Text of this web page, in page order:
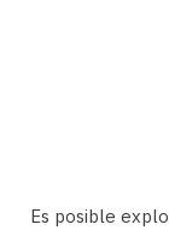
Es posible